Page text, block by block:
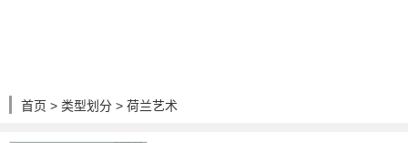
首页 > 类型划分 > 荷兰艺术